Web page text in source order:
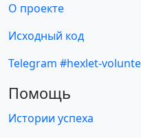
О проекте
Исходный код
Telegram #hexlet-
Помощь
Истории успеха